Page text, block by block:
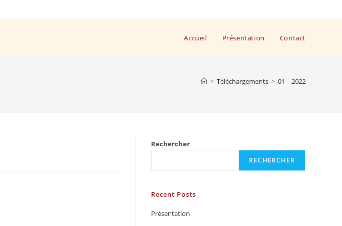
Accueil Présentation Contact
> Téléchargements > 01 – 2022
Rechercher
RECHERCHER
Recent Posts
Présentation